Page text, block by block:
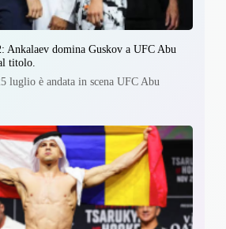
Ankalaev domina Guskov a UFC Abu
titolo.
luglio è andata in scena UFC Abu